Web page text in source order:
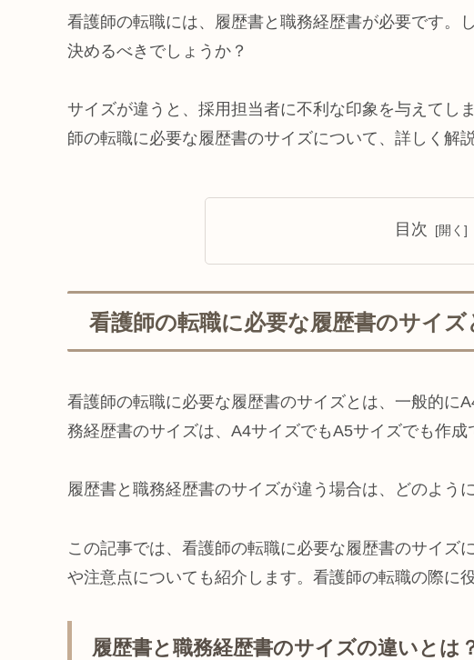
看護師の転職には、履歴書と職務経歴書が必要です。
決めるべきでしょうか？
サイズが違うと、採用担当者に不利な印象を与えてし
師の転職に必要な履歴書のサイズについて、詳しく解説
目次
看護師の転職に必要な履歴書のサイズ
看護師の転職に必要な履歴書のサイズとは、一般的に
務経歴書のサイズは、A4サイズでもA5サイズでも作成
履歴書と職務経歴書のサイズが違う場合は、どのよう
この記事では、看護師の転職に必要な履歴書のサイズ
や注意点についても紹介します。看護師の転職の際に
履歴書と職務経歴書のサイズの違いとは